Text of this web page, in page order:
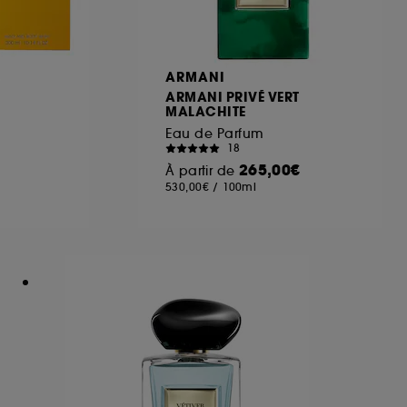
ARMANI
ARMANI PRIVÉ VERT
MALACHITE
Eau de Parfum
18
À partir de 265,00€
530,00€ / 100ml
fraudes aux moyens de paiement et les
du site, tel que les cookies
d’accéder à votre compte lors
Voous pouvez à tout moment choisir